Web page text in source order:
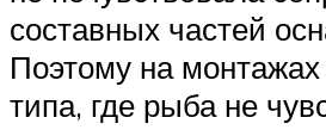
составных частей
Поэтому на монтажах
типа, где рыба не